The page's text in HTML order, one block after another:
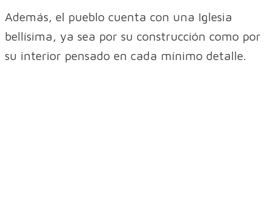
Además, el pueblo cuenta con una Iglesia
bellísima, ya sea por su construcción como por
su interior pensado en cada mínimo detalle.